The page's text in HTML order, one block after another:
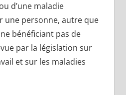
d’une maladie
une personne, autre que
bénéficiant pas de
par la législation sur
et sur les maladies